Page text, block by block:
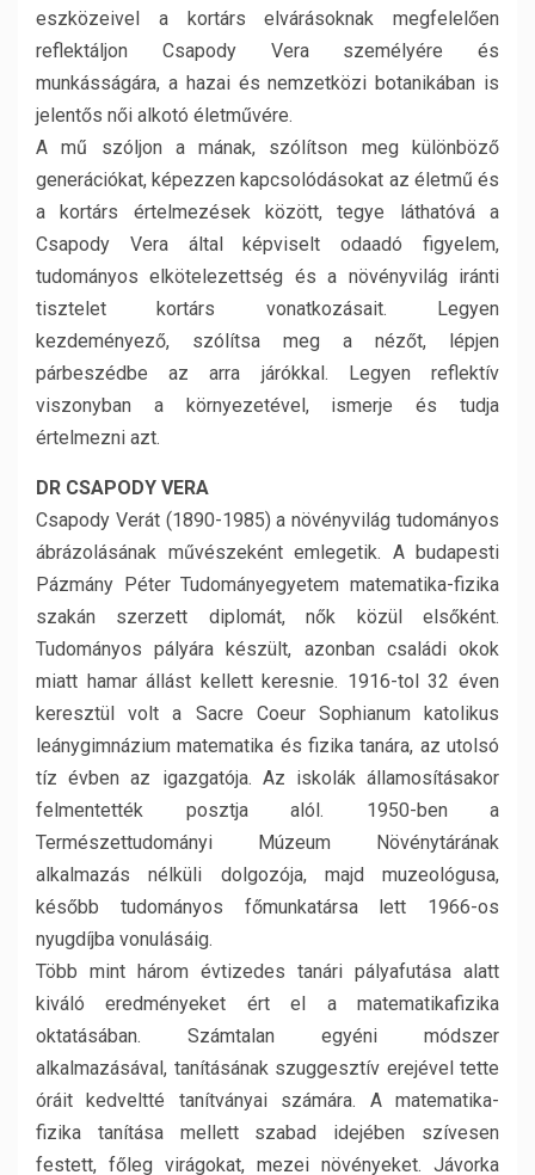
eszközeivel a kortárs elvárásoknak megfelelően
reflektáljon Csapody Vera személyére és
munkásságára, a hazai és nemzetközi botanikában is
jelentős női alkotó életművére.
A mű szóljon a mának, szólítson meg különböző
generációkat, képezzen kapcsolódásokat az életmű és
a kortárs értelmezések között, tegye láthatóvá a
Csapody Vera által képviselt odaadó figyelem,
tudományos elkötelezettség és a növényvilág iránti
tisztelet kortárs vonatkozásait. Legyen
kezdeményező, szólítsa meg a nézőt, lépjen
párbeszédbe az arra járókkal. Legyen reflektív
viszonyban a környezetével, ismerje és tudja
értelmezni azt.
DR CSAPODY VERA
Csapody Verát (1890-1985) a növényvilág tudományos
ábrázolásának művészeként emlegetik. A budapesti
Pázmány Péter Tudományegyetem matematika-fizika
szakán szerzett diplomát, nők közül elsőként.
Tudományos pályára készült, azonban családi okok
miatt hamar állást kellett keresnie. 1916-tol 32 éven
keresztül volt a Sacre Coeur Sophianum katolikus
leánygimnázium matematika és fizika tanára, az utolsó
tíz évben az igazgatója. Az iskolák államosításakor
felmentették posztja alól. 1950-ben a
Természettudományi Múzeum Növénytárának
alkalmazás nélküli dolgozója, majd muzeológusa,
később tudományos főmunkatársa lett 1966-os
nyugdíjba vonulásáig.
Több mint három évtizedes tanári pályafutása alatt
kiváló eredményeket ért el a matematika­fizika
oktatásában. Számtalan egyéni módszer
alkalmazásával, tanításának szuggesztív erejével tette
óráit kedveltté tanítványai számára. A matematika-
fizika tanítása mellett szabad idejében szívesen
festett, főleg virágokat, mezei növényeket. Jávorka